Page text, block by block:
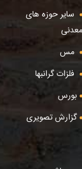
سایر حوزه های
معدنی
مس
فلزات گرانبها
بورس
گزارش تصویری